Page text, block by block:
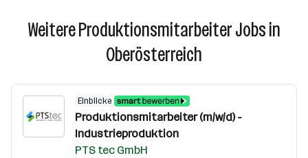
Weitere Produktionsmitarbeiter Jobs in
Oberösterreich
Einblicke
Produktionsmitarbeiter (m/w/d) -
Industrieproduktion
PTS tec GmbH